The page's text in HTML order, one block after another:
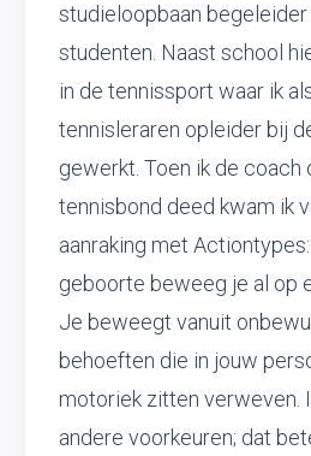
studieloopbaan
studenten. Naast school
in de tennissport waar ik
tennisleraren opleider bij
gewerkt. Toen ik de coach
tennisbond deed kwam ik
aanraking met
geboorte beweeg je al op
Je beweegt vanuit
behoeften die in jouw
motoriek zitten verweven.
andere voorkeuren; dat